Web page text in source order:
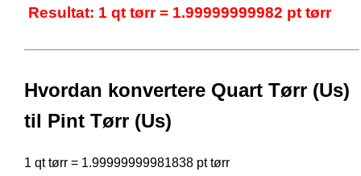
Resultat: 1 qt tørr = 1.99999999982 pt tørr
Hvordan konvertere Quart Tørr (Us)
til Pint Tørr (Us)
1 qt tørr = 1.99999999981838 pt tørr